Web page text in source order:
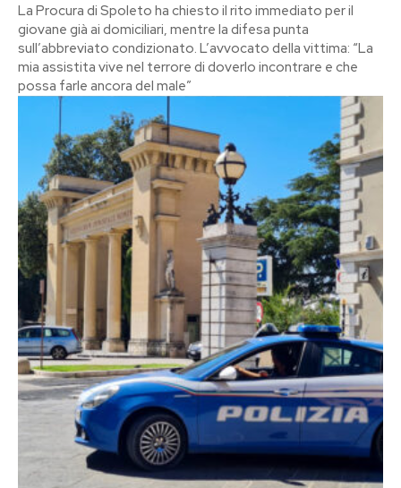
La Procura di Spoleto ha chiesto il rito immediato per il
giovane già ai domiciliari, mentre la difesa punta
sull’abbreviato condizionato. L’avvocato della vittima: “La
mia assistita vive nel terrore di doverlo incontrare e che
possa farle ancora del male”